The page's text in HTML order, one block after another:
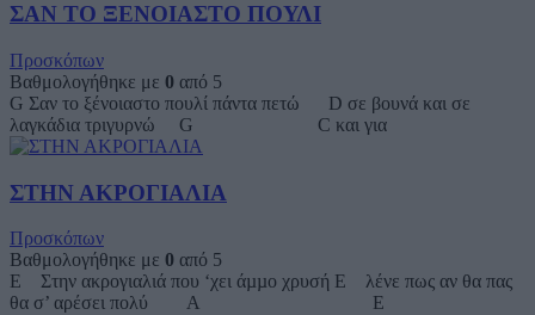
ΣΑΝ ΤΟ ΞΕΝΟΙΑΣΤΟ ΠΟΥΛΙ
Προσκόπων
Βαθμολογήθηκε με 0 από 5
G Σαν το ξένοιαστο πουλί πάντα πετώ D σε βουνά και σε
λαγκάδια τριγυρνώ G C και για
ΣΤΗΝ ΑΚΡΟΓΙΑΛΙΑ
Προσκόπων
Βαθμολογήθηκε με 0 από 5
E Στην ακρογιαλιά που ‘χει άµµο χρυσή E λένε πως αν θα πας
θα σ’ αρέσει πολύ A E